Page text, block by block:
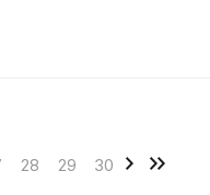
28 29 30